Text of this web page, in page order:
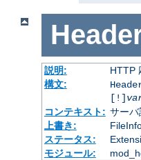
説明:
HTTP
構文:
[!]
コンテキスト: サー
上書き:
ステータス:
モジュール: